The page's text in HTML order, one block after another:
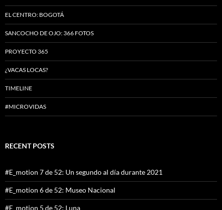
EL CENTRO: BOGOTÁ
SANCOCHO DE OJO: 366 FOTOS
PROYECTO 365
¿VACAS LOCAS?
TIMELINE
#MICROVIDAS
RECENT POSTS
#E_motion 7 de 52: Un segundo al día durante 2021
#E_motion 6 de 52: Museo Nacional
#E_motion 5 de 52: Luna